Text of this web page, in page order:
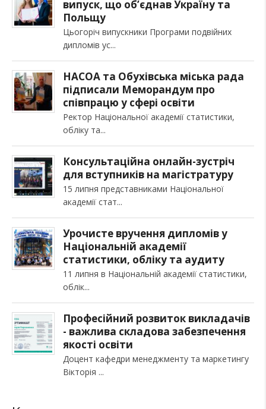
випуск, що об’єднав Україну та
Польщу
Цьогоріч випускники Програми подвійних
дипломів ус
НАСОА та Обухівська міська рада
підписали Меморандум про
співпрацю у сфері освіти
Ректор Національної академії статистики,
обліку та
Консультаційна онлайн-зустріч
для вступників на магістратуру
15 липня представниками Національної
академії стат
Урочисте вручення дипломів у
Національній академії
статистики, обліку та аудиту
11 липня в Національній академії статистики,
облік
Професійний розвиток викладачів
- важлива складова забезпечення
якості освіти
Доцент кафедри менеджменту та маркетингу
Вікторія